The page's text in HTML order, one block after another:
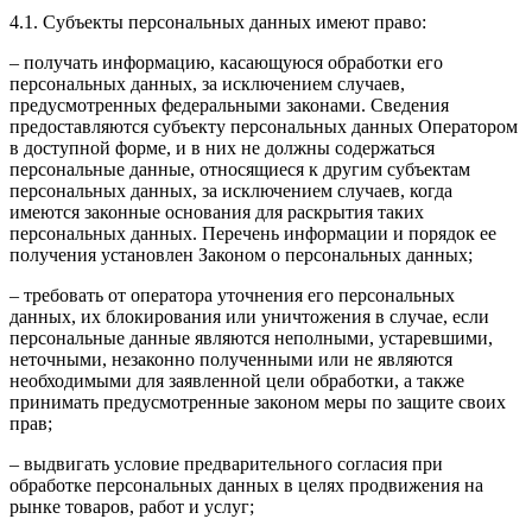
4.1. Субъекты персональных данных имеют право:
– получать информацию, касающуюся обработки его
персональных данных, за исключением случаев,
предусмотренных федеральными законами. Сведения
предоставляются субъекту персональных данных Оператором
в доступной форме, и в них не должны содержаться
персональные данные, относящиеся к другим субъектам
персональных данных, за исключением случаев, когда
имеются законные основания для раскрытия таких
персональных данных. Перечень информации и порядок ее
получения установлен Законом о персональных данных;
– требовать от оператора уточнения его персональных
данных, их блокирования или уничтожения в случае, если
персональные данные являются неполными, устаревшими,
неточными, незаконно полученными или не являются
необходимыми для заявленной цели обработки, а также
принимать предусмотренные законом меры по защите своих
прав;
– выдвигать условие предварительного согласия при
обработке персональных данных в целях продвижения на
рынке товаров, работ и услуг;